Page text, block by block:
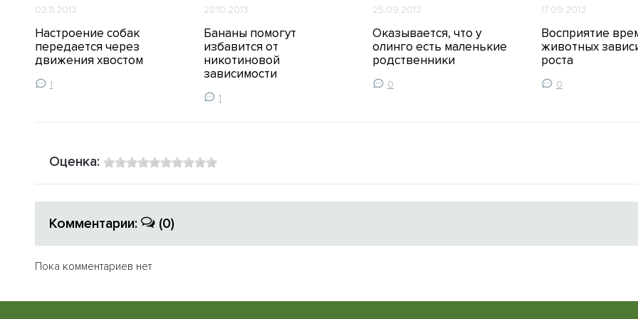
02.11.2013
Настроение собак
передается через
движения хвостом
1
28.10.2013
Бананы помогут
избавится от
никотиновой
зависимости
1
25.09.2013
Оказывается, что у
олинго есть маленькие
родственники
0
17.09.2013
Восприятие
животных
роста
0
Оценка:
Комментарии: (0)
Пока комментариев нет